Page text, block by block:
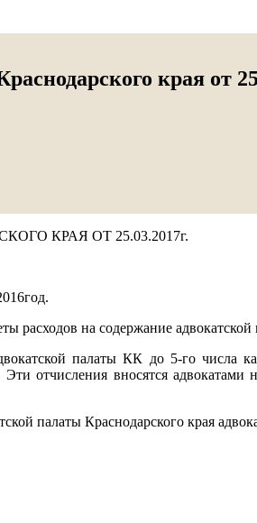
края от
КРАЯ ОТ 25.03.2017г.
расходов на содержание адвокатской
палаты КК до 5-го числа
отчисления вносятся
палаты Краснодарского края